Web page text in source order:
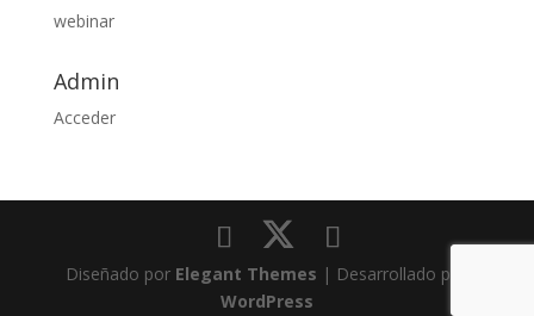
webinar
Admin
Acceder
Diseñado por Elegant Themes | Desarrollado por
WordPress